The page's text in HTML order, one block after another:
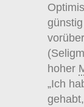
hoher
„Ich